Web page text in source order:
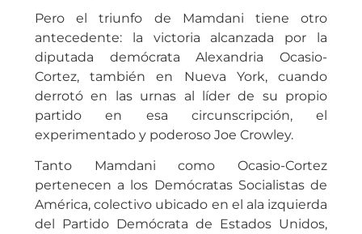
Pero el triunfo de Mamdani tiene otro
antecedente: la victoria alcanzada por la
diputada demócrata Alexandria Ocasio-
Cortez, también en Nueva York, cuando
derrotó en las urnas al líder de su propio
partido en esa circunscripción, el
experimentado y poderoso Joe Crowley.
Tanto Mamdani como Ocasio-Cortez
pertenecen a los Demócratas Socialistas de
América, colectivo ubicado en el ala izquierda
del Partido Demócrata de Estados Unidos,